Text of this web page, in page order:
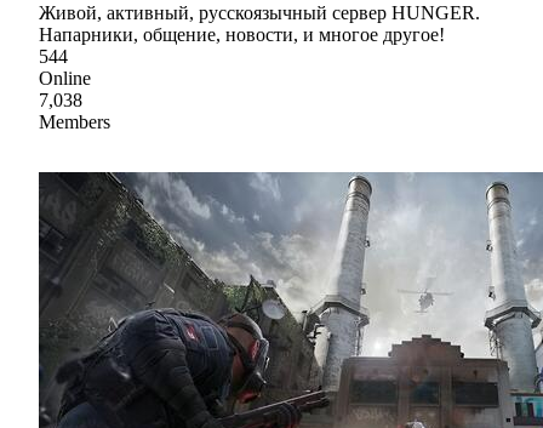
Живой, активный, русскоязычный сервер HUNGER.
Напарники, общение, новости, и многое другое!
544
Online
7,038
Members